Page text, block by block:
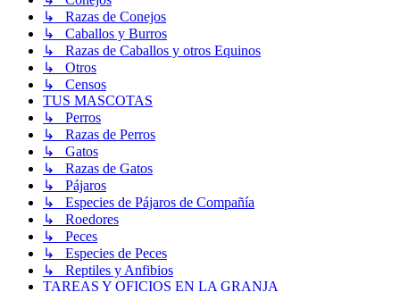
↳ Razas de Conejos
↳ Caballos y Burros
↳ Razas de Caballos y otros Equinos
↳ Otros
↳ Censos
TUS MASCOTAS
↳ Perros
↳ Razas de Perros
↳ Gatos
↳ Razas de Gatos
↳ Pájaros
↳ Especies de Pájaros de Compañía
↳ Roedores
↳ Peces
↳ Especies de Peces
↳ Reptiles y Anfibios
TAREAS Y OFICIOS EN LA GRANJA